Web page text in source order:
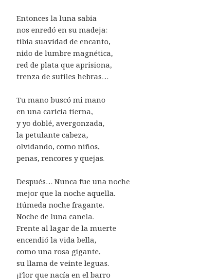
Entonces la luna sabia
nos enredó en su madeja:
tibia suavidad de encanto,
nido de lumbre magnética,
red de plata que aprisiona,
trenza de sutiles hebras…
Tu mano buscó mi mano
en una caricia tierna,
y yo doblé, avergonzada,
la petulante cabeza,
olvidando, como niños,
penas, rencores y quejas.
Después… Nunca fue una noche
mejor que la noche aquella.
Húmeda noche fragante.
Noche de luna canela.
Frente al lagar de la muerte
encendió la vida bella,
como una rosa gigante,
su llama de veinte leguas.
¡Flor que nacía en el barro